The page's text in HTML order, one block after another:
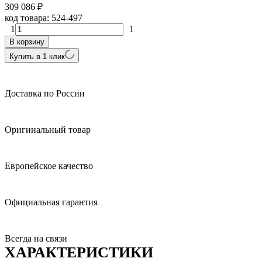
309 086 ₽
код товара: 524-497
1
1
В корзину
Купить в 1 клик
Доставка по России
Оригинальный товар
Европейское качество
Официальная гарантия
Всегда на связи
ХАРАКТЕРИСТИКИ